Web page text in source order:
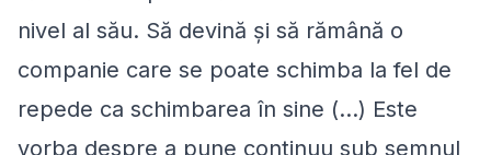
nivel al său. Să devină şi să rămână o
companie care se poate schimba la fel de
repede ca schimbarea în sine (...) Este
vorba despre a pune continuu sub semnul